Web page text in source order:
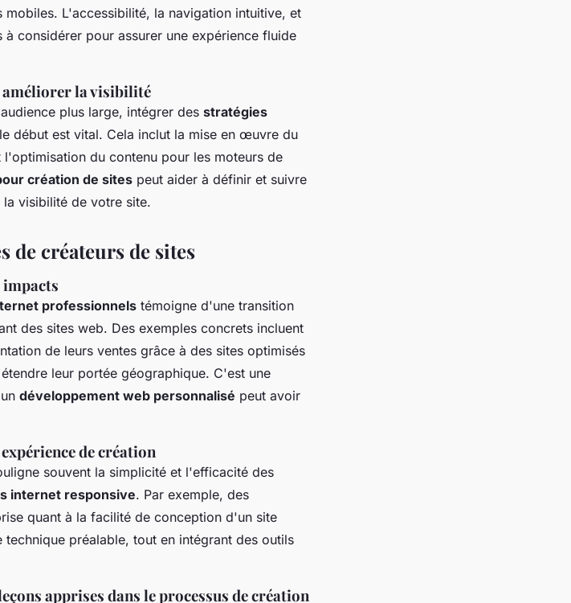
L'accessibilité, la navigation intuitive, et
à considérer pour assurer une expérience fluide
améliorer la visibilité
plus large, intégrer des stratégies
début est vital. Cela inclut la mise en œuvre du
l'optimisation du contenu pour les moteurs de
création de sites peut aider à définir et suivre
visibilité de votre site.
de créateurs de sites
impacts
professionnels témoigne d'une transition
des sites web. Des exemples concrets incluent
de leurs ventes grâce à des sites optimisés
leur portée géographique. C'est une
développement web personnalisé peut avoir
de création
souvent la simplicité et l'efficacité des
internet responsive. Par exemple, des
quant à la facilité de conception d'un site
préalable, tout en intégrant des outils
apprises dans le processus de création